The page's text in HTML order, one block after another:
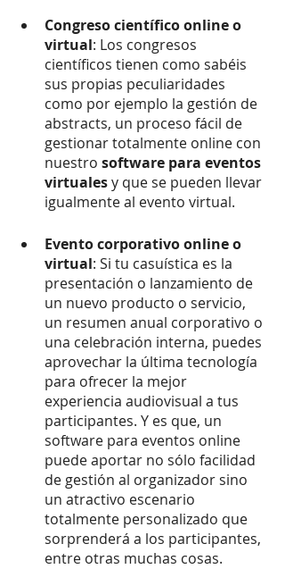
Congreso científico online o
virtual: Los congresos
científicos tienen como sabéis
sus propias peculiaridades
como por ejemplo la gestión de
abstracts, un proceso fácil de
gestionar totalmente online con
nuestro software para eventos
virtuales y que se pueden llevar
igualmente al evento virtual.
Evento corporativo online o
virtual: Si tu casuística es la
presentación o lanzamiento de
un nuevo producto o servicio,
un resumen anual corporativo o
una celebración interna, puedes
aprovechar la última tecnología
para ofrecer la mejor
experiencia audiovisual a tus
participantes. Y es que, un
software para eventos online
puede aportar no sólo facilidad
de gestión al organizador sino
un atractivo escenario
totalmente personalizado que
sorprenderá a los participantes,
entre otras muchas cosas.